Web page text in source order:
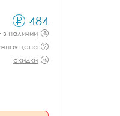
484
в наличии
цена
скидки